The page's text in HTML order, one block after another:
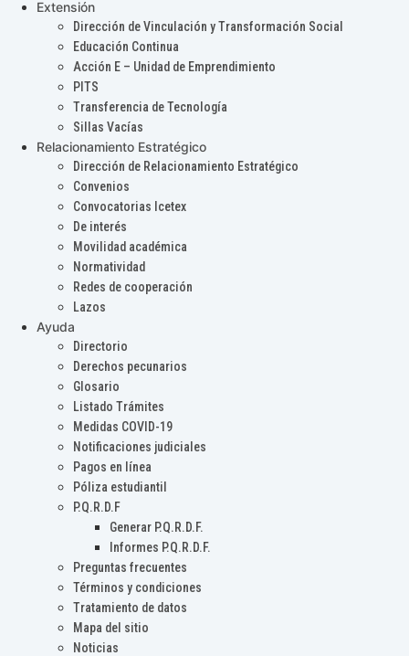
Extensión
Dirección de Vinculación y Transformación Social
Educación Continua
Acción E – Unidad de Emprendimiento
PITS
Transferencia de Tecnología
Sillas Vacías
Relacionamiento Estratégico
Dirección de Relacionamiento Estratégico
Convenios
Convocatorias Icetex
De interés
Movilidad académica
Normatividad
Redes de cooperación
Lazos
Ayuda
Directorio
Derechos pecunarios
Glosario
Listado Trámites
Medidas COVID-19
Notificaciones judiciales
Pagos en línea
Póliza estudiantil
P.Q.R.D.F
Generar P.Q.R.D.F.
Informes P.Q.R.D.F.
Preguntas frecuentes
Términos y condiciones
Tratamiento de datos
Mapa del sitio
Noticias